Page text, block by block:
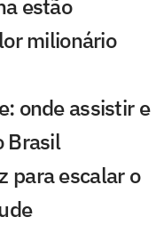
estão
milionário
onde assistir e
Brasil
para escalar o